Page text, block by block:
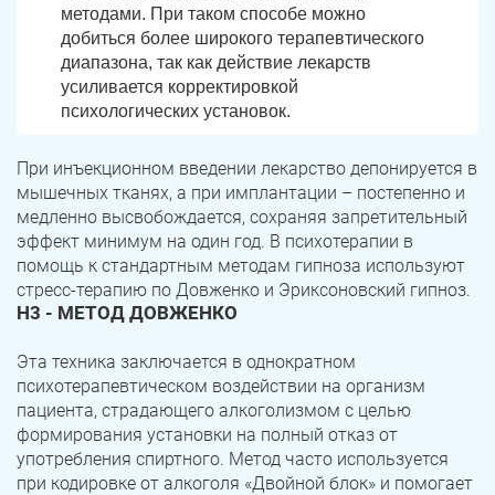
методами. При таком способе можно
добиться более широкого терапевтического
диапазона, так как действие лекарств
усиливается корректировкой
психологических установок.
При инъекционном введении лекарство депонируется в
мышечных тканях, а при имплантации – постепенно и
медленно высвобождается, сохраняя запретительный
эффект минимум на один год. В психотерапии в
помощь к стандартным методам гипноза используют
стресс-терапию по Довженко и Эриксоновский гипноз.
H3 - МЕТОД ДОВЖЕНКО
Эта техника заключается в однократном
психотерапевтическом воздействии на организм
пациента, страдающего алкоголизмом с целью
формирования установки на полный отказ от
употребления спиртного. Метод часто используется
при кодировке от алкоголя «Двойной блок» и помогает